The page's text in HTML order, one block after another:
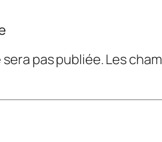
pas publiée.Les